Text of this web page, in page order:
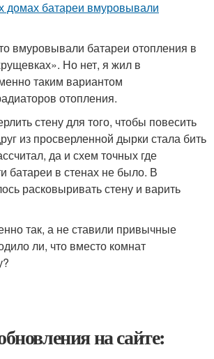
вмуровывали батареи отопления в
Но нет, я жил в
таким вариантом
отопления.
стену для того, чтобы повесить
из просверленной дырки стала бить
да и схем точных где
батареи в стенах не было. В
расковыривать стену и варить
так, а не ставили привычные
ли, что вместо комнат
на сайте: